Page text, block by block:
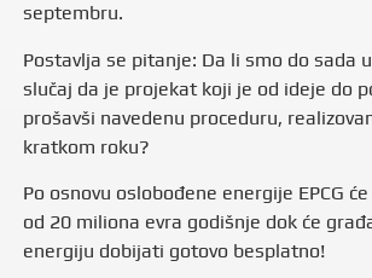
septembru.
Postavlja se pitanje: Da li smo do sada
slučaj da je projekat koji je od ideje do
prošavši navedenu proceduru,
kratkom roku?
Po osnovu oslobođene energije EPCG
od 20 miliona evra godišnje dok će
energiju dobijati gotovo besplatno!